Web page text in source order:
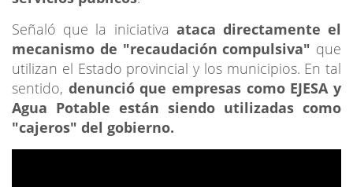
Señaló que la iniciativa ataca directamente el
mecanismo de "recaudación compulsiva" que
utilizan el Estado provincial y los municipios. En tal
sentido, denunció que empresas como EJESA y
Agua Potable están siendo utilizadas como
"cajeros" del gobierno.